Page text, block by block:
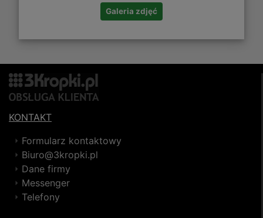
Galeria zdjęć
KONTAKT
Formularz kontaktowy
Biuro@3kropki.pl
Dane firmy
Messenger
Telefony